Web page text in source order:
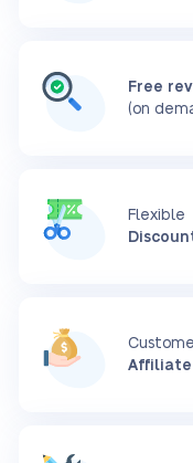
Free
(on
Flexible
Affiliate